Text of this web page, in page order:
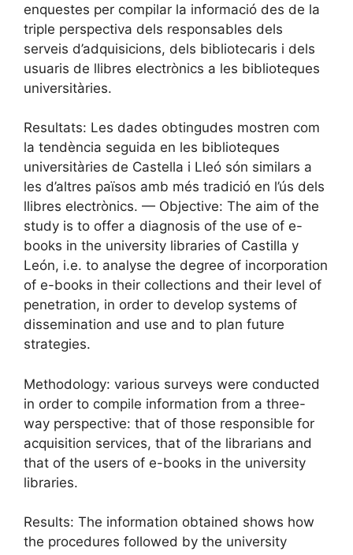
enquestes per compilar la informació des de la
triple perspectiva dels responsables dels
serveis d’adquisicions, dels bibliotecaris i dels
usuaris de llibres electrònics a les biblioteques
universitàries.
Resultats: Les dades obtingudes mostren com
la tendència seguida en les biblioteques
universitàries de Castella i Lleó són similars a
les d’altres països amb més tradició en l’ús dels
llibres electrònics. — Objective: The aim of the
study is to offer a diagnosis of the use of e-
books in the university libraries of Castilla y
León, i.e. to analyse the degree of incorporation
of e-books in their collections and their level of
penetration, in order to develop systems of
dissemination and use and to plan future
strategies.
Methodology: various surveys were conducted
in order to compile information from a three-
way perspective: that of those responsible for
acquisition services, that of the librarians and
that of the users of e-books in the university
libraries.
Results: The information obtained shows how
the procedures followed by the university